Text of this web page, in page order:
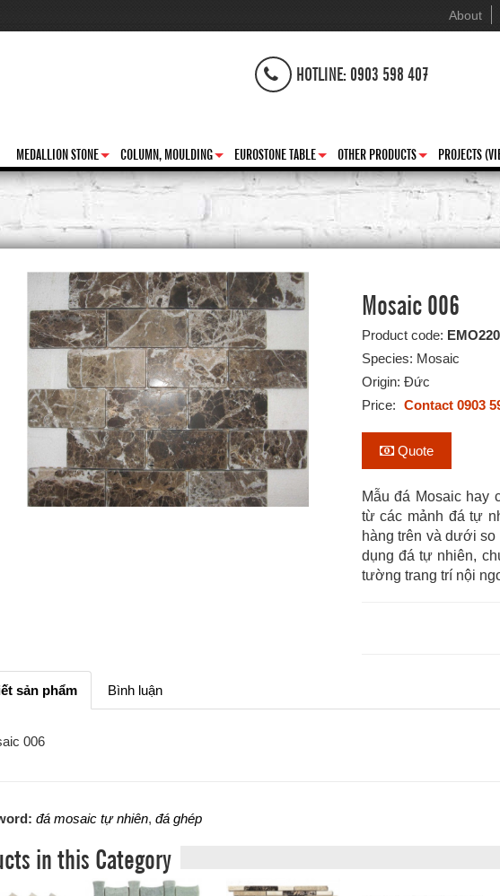
About
HOTLINE: 0903 598 407
+
MEDALLION STONE
+
COLUMN, MOULDING
+
EUROSTONE TABLE
+
OTHER PRODUCTS PROJECTS
Mosaic 006
Product code:
Species: Mosaic
Origin: Đức
Price: Contact 0903
Quote
Mẫu đá Mosaic hay
từ các mảnh đá tự
hàng trên và dưới
dụng đá tự nhiên,
tường trang trí nội
sản phẩm Bình luận
006
đá mosaic tự nhiên, đá ghép
in this Category